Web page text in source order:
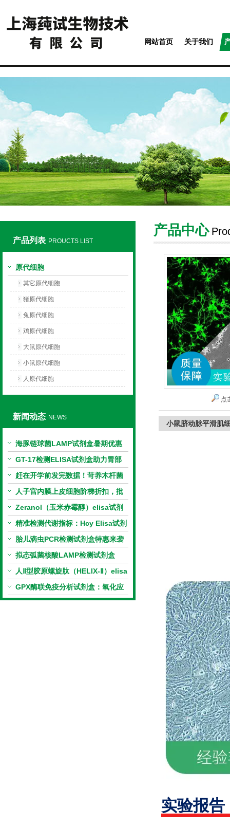
网站首页 关于我们
产品列表 PROUCTS LIST
原代细胞
其它原代细胞
猪原代细胞
兔原代细胞
鸡原代细胞
大鼠原代细胞
小鼠原代细胞
人原代细胞
新闻动态 NEWS
海豚链球菌LAMP试剂盒暑期优惠
GT-17检测ELISA试剂盒助力胃部
相关指标样本定量研究
赶在开学前发完数据！苛养木杆菌
PCR检测试剂盒暑假优惠开启
人子宫内膜上皮细胞阶梯折扣，批
量更划算
Zeranol（玉米赤霉醇）elisa试剂
盒特惠
精准检测代谢指标：Hcy Elisa试剂
盒的科研应用与技术特点
胎儿滴虫PCR检测试剂盒特惠来袭
拟态弧菌核酸LAMP检测试剂盒
（恒温荧光法）新品上市优惠活动
人Ⅱ型胶原螺旋肽（HELIX-Ⅱ）elisa
试剂盒科研优惠活动开启
GPX酶联免疫分析试剂盒：氧化应
激研究精准检测工具
产品中心
点
小鼠脐动脉平滑肌
实验报告